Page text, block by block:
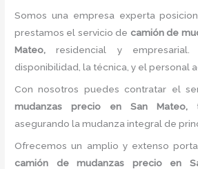
Somos una empresa experta
prestamos el servicio de camión de
Mateo, residencial y
disponibilidad, la técnica, y el personal
Con nosotros puedes contratar el
mudanzas precio
en San Mateo,
asegurando la mudanza integral de
Ofrecemos un amplio y extenso
camión de
mudanzas precioen